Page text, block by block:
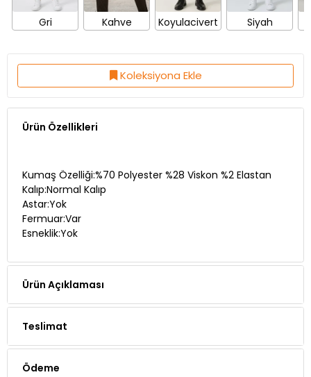
Gri Kahve Koyulacivert Siyah
Koleksiyona Ekle
Ürün Özellikleri
Kumaş Özelliği:%70 Polyester %28 Viskon %2 Elastan
Kalıp:Normal Kalıp
Astar:Yok
Fermuar:Var
Esneklik:Yok
Ürün Açıklaması
Teslimat
Ödeme